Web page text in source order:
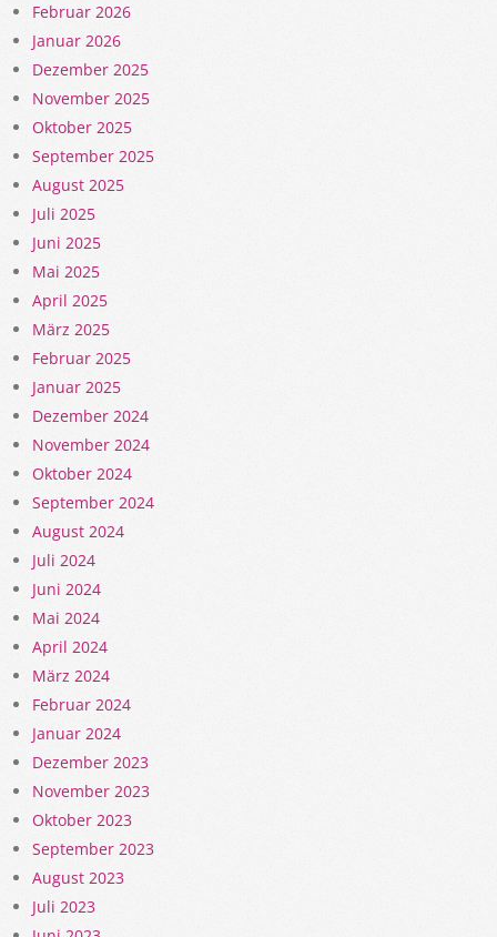
Februar 2026
Januar 2026
Dezember 2025
November 2025
Oktober 2025
September 2025
August 2025
Juli 2025
Juni 2025
Mai 2025
April 2025
März 2025
Februar 2025
Januar 2025
Dezember 2024
November 2024
Oktober 2024
September 2024
August 2024
Juli 2024
Juni 2024
Mai 2024
April 2024
März 2024
Februar 2024
Januar 2024
Dezember 2023
November 2023
Oktober 2023
September 2023
August 2023
Juli 2023